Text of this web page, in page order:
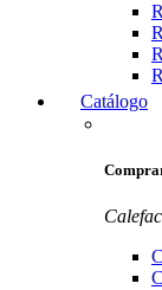
Catálogo